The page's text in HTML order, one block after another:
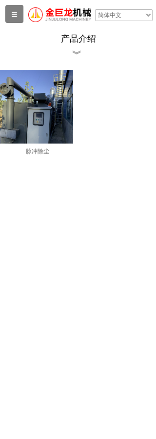
简体中文
产品介绍
︾
脉冲除尘